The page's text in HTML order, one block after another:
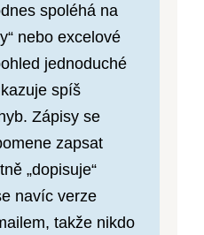
spoléhá na
nebo excelové
jednoduché
spíš
Zápisy se
zapsat
„dopisuje“
navíc verze
takže nikdo